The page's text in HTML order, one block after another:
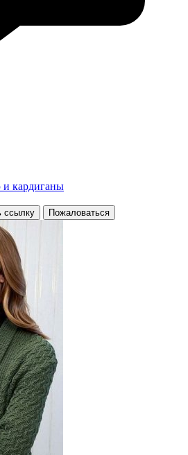
и кардиганы
ссылку Пожаловаться